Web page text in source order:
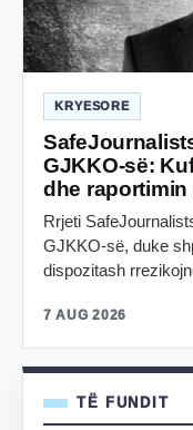
KRYESORE
GJKKO-së:
dhe
Rrjeti
GJKKO-së, duke
dispozitash
7 AUG 2026
TË FUNDIT